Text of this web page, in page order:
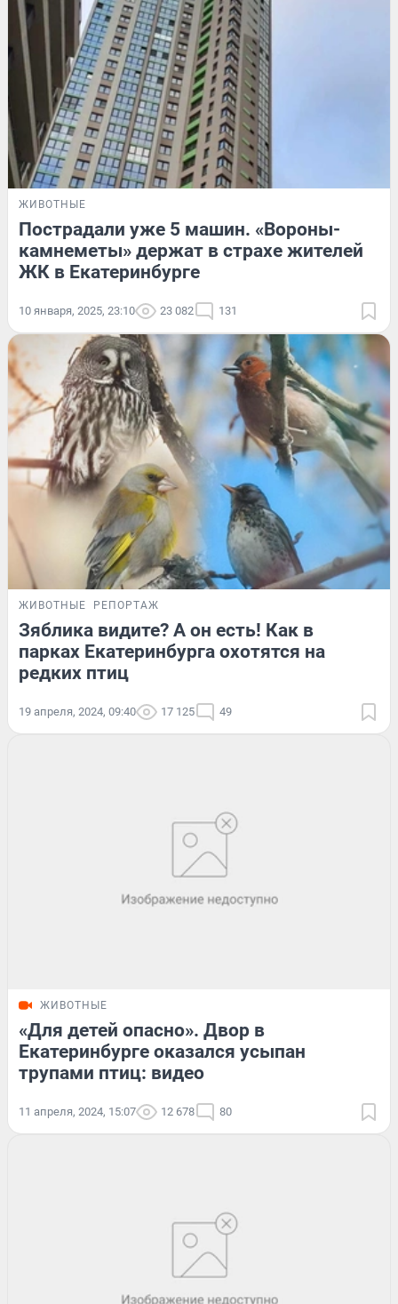
ЖИВОТНЫЕ
Пострадали уже 5 машин. «Вороны-
камнеметы» держат в страхе жителей
ЖК в Екатеринбурге
10 января, 2025, 23:10 23 082 131
ЖИВОТНЫЕ РЕПОРТАЖ
Зяблика видите? А он есть! Как в
парках Екатеринбурга охотятся на
редких птиц
19 апреля, 2024, 09:40 17 125 49
ЖИВОТНЫЕ
«Для детей опасно». Двор в
Екатеринбурге оказался усыпан
трупами птиц: видео
11 апреля, 2024, 15:07 12 678 80